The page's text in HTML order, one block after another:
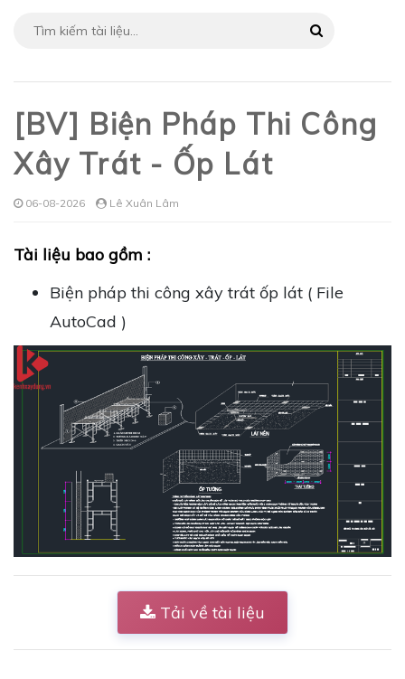
[BV] Biện Pháp Thi Công
Xây Trát - Ốp Lát
06-08-2026 Lê Xuân Lâm
Tài liệu bao gồm :
Biện pháp thi công xây trát ốp lát ( File
AutoCad )
Tải về tài liệu